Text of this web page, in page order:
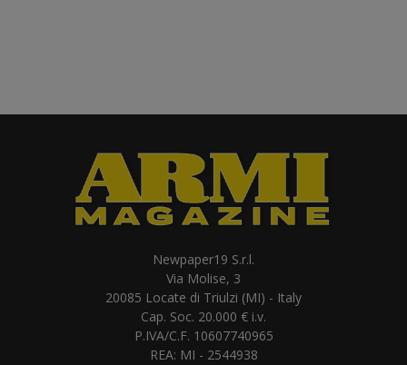
Newpaper19 S.r.l.
Via Molise, 3
20085 Locate di Triulzi (MI) - Italy
Cap. Soc. 20.000 € i.v.
P.IVA/C.F. 10607740965
REA: MI - 2544938